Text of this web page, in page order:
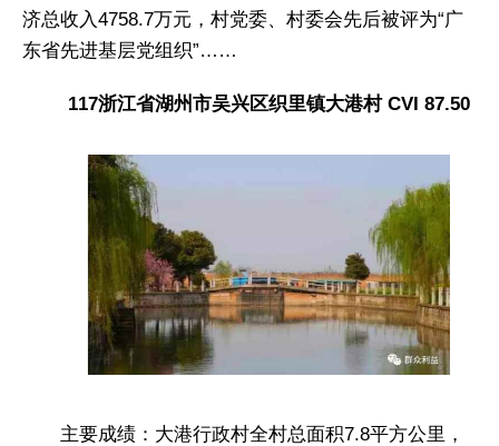
济总收入4758.7万元，村党委、村委会先后被评为“广
东省先进基层党组织”……
117浙江省湖州市吴兴区织里镇大港村 CVI 87.50
主要成绩：大港行政村全村总面积7.8平方公里，